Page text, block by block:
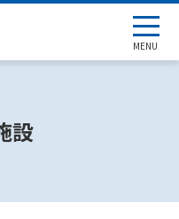
MENU
設